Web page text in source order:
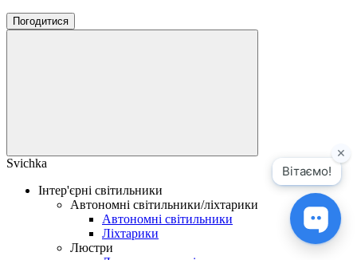
Погодитися
Svichka
Інтер'єрні світильники
Автономні світильники/ліхтарики
Автономні світильники
Ліхтарики
Люстри